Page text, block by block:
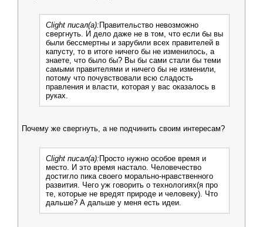
Clight писал(а): Правительство невозможно
свергнуть. И дело даже не в том, что если бы вы
были бессмертны и зарубили всех правителей в
капусту, то в итоге ничего бы не изменилось, а
знаете, что было бы? Вы бы сами стали бы теми
самыми правителями и ничего бы не изменили,
потому что почувствовали всю сладость
правления и власти, которая у вас оказалось в
руках.
Почему же свергнуть, а не подчинить своим интересам?
Clight писал(а): Просто нужно особое время и
место. И это время настало. Человечество
достигло пика своего морально-нравственного
развития. Чего уж говорить о технологиях(я про
те, которые не вредят природе и человеку). Что
дальше? А дальше у меня есть идеи.